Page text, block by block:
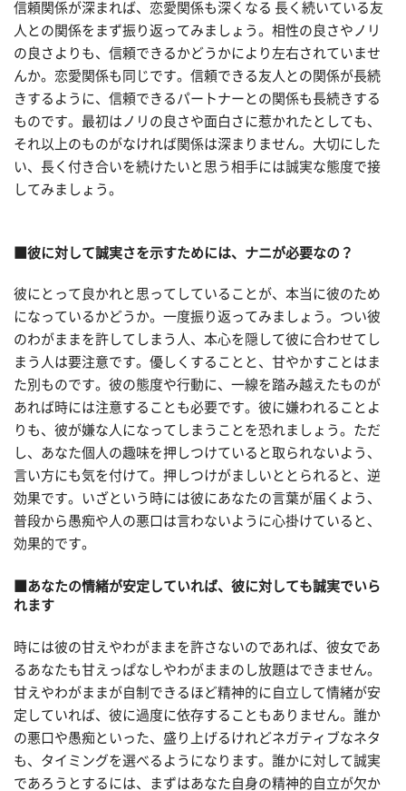
信頼関係が深まれば、恋愛関係も深くなる 長く続いている友
人との関係をまず振り返ってみましょう。相性の良さやノリ
の良さよりも、信頼できるかどうかにより左右されていませ
んか。恋愛関係も同じです。信頼できる友人との関係が長続
きするように、信頼できるパートナーとの関係も長続きする
ものです。最初はノリの良さや面白さに惹かれたとしても、
それ以上のものがなければ関係は深まりません。大切にした
い、長く付き合いを続けたいと思う相手には誠実な態度で接
してみましょう。
■彼に対して誠実さを示すためには、ナニが必要なの？
彼にとって良かれと思ってしていることが、本当に彼のため
になっているかどうか。一度振り返ってみましょう。つい彼
のわがままを許してしまう人、本心を隠して彼に合わせてし
まう人は要注意です。優しくすることと、甘やかすことはま
た別ものです。彼の態度や行動に、一線を踏み越えたものが
あれば時には注意することも必要です。彼に嫌われることよ
りも、彼が嫌な人になってしまうことを恐れましょう。ただ
し、あなた個人の趣味を押しつけていると取られないよう、
言い方にも気を付けて。押しつけがましいととられると、逆
効果です。いざという時には彼にあなたの言葉が届くよう、
普段から愚痴や人の悪口は言わないように心掛けていると、
効果的です。
■あなたの情緒が安定していれば、彼に対しても誠実でいら
れます
時には彼の甘えやわがままを許さないのであれば、彼女であ
るあなたも甘えっぱなしやわがままのし放題はできません。
甘えやわがままが自制できるほど精神的に自立して情緒が安
定していれば、彼に過度に依存することもありません。誰か
の悪口や愚痴といった、盛り上げるけれどネガティブなネタ
も、タイミングを選べるようになります。誰かに対して誠実
であろうとするには、まずはあなた自身の精神的自立が欠か